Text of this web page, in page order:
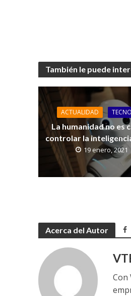
También le puede
ACTUALIDAD
La humanidad no es
controlar la
19 enero, 2021
Acerca del Autor
Con